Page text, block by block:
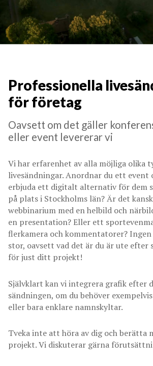
Professionella
för företag
Oavsett om det gäller
eller event levererar vi
Vi har erfarenhet av alla möjliga olika
livesändningar. Anordnar du ett event
erbjuda ett digitalt alternativ för dem
på plats i Stockholms län? Är det
webbinarium med en helbild och
en presentation? Eller ett
flerkamera och kommentatorer?
stor, oavsett vad det är du är ute efter
för just ditt projekt!
Självklart kan vi integrera grafik efter
sändningen, om du behöver
eller bara enklare namnskyltar.
Tveka inte att höra av dig och berätta
projekt. Vi diskuterar gärna